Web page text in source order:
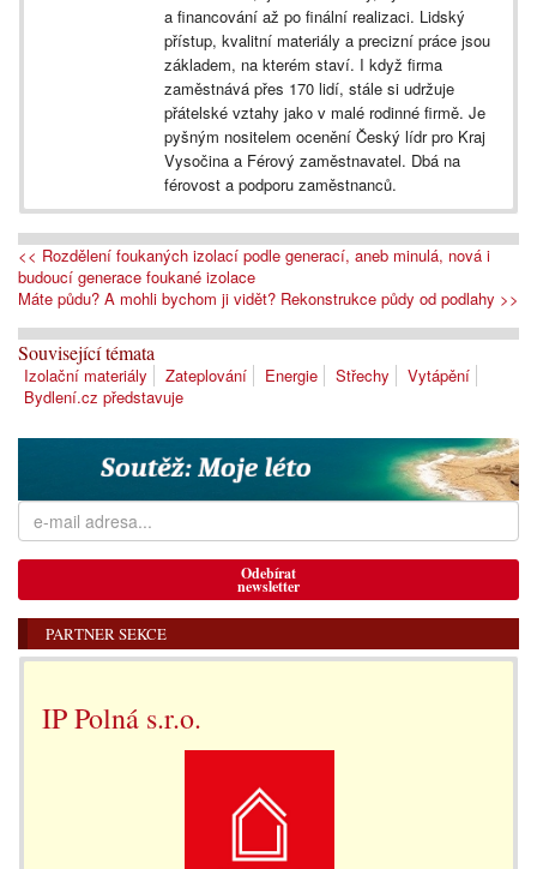
a financování až po finální realizaci. Lidský
přístup, kvalitní materiály a precizní práce jsou
základem, na kterém staví. I když firma
zaměstnává přes 170 lidí, stále si udržuje
přátelské vztahy jako v malé rodinné firmě. Je
pyšným nositelem ocenění Český lídr pro Kraj
Vysočina a Férový zaměstnavatel. Dbá na
férovost a podporu zaměstnanců.
<< Rozdělení foukaných izolací podle generací, aneb minulá, nová i
budoucí generace foukané izolace
Máte půdu? A mohli bychom ji vidět? Rekonstrukce půdy od podlahy >>
Související témata
Izolační materiály Zateplování Energie Střechy
Vytápění
Bydlení.cz představuje
Odebírat
newsletter
PARTNER SEKCE
IP Polná s.r.o.